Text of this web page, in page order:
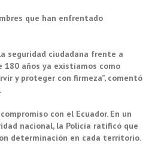
que han enfrentado
seguridad ciudadana frente a
180 años ya existíamos como
y proteger con firmeza”, comentó
con el Ecuador. En un
nacional, la Policía ratificó que
determinación en cada territorio.